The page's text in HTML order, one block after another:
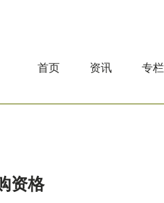
首页 资讯 专栏
资格